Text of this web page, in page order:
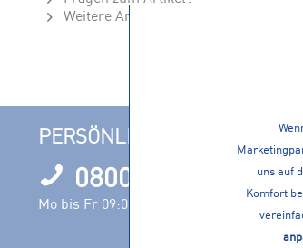
Weitere Artikel von McKINLEY
PERSÖNLICHE BERATUNG
0800 1000120
Mo bis Fr 09:00 – 17:00 Uhr
uns auf
Komfort